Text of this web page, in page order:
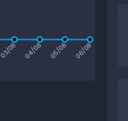
03/08 04/08 05/08 06/08